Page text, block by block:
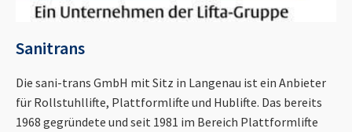
Sanitrans
Die sani-trans GmbH mit Sitz in Langenau ist ein Anbieter
für Rollstuhllifte, Plattformlifte und Hublifte. Das bereits
1968 gegründete und seit 1981 im Bereich Plattformlifte